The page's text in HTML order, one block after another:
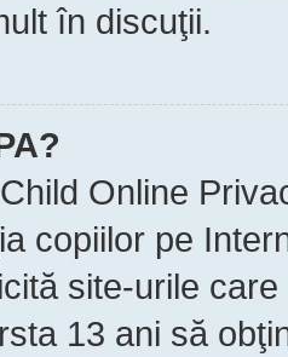
în discuţii.
Online
copiilor pe
site-urile
13 ani să